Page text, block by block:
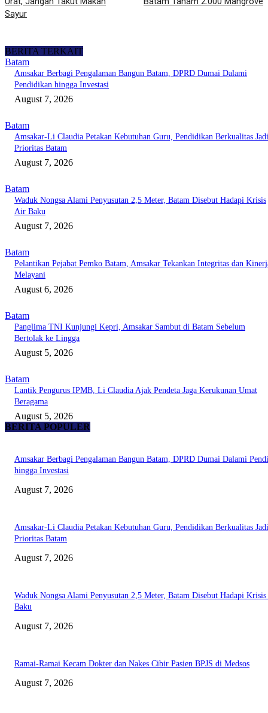
Sayur
BERITA TERKAIT
Batam
Amsakar Berbagi Pengalaman Bangun Batam, DPRD Dumai Dalami
Pendidikan hingga Investasi
August 7, 2026
Batam
Amsakar-Li Claudia Petakan Kebutuhan Guru, Pendidikan Berkualitas Jadi
Prioritas Batam
August 7, 2026
Batam
Waduk Nongsa Alami Penyusutan 2,5 Meter, Batam Disebut Hadapi Krisis
Air Baku
August 7, 2026
Batam
Pelantikan Pejabat Pemko Batam, Amsakar Tekankan Integritas dan
Melayani
August 6, 2026
Batam
Panglima TNI Kunjungi Kepri, Amsakar Sambut di Batam Sebelum
Bertolak ke Lingga
August 5, 2026
Batam
Lantik Pengurus IPMB, Li Claudia Ajak Pendeta Jaga Kerukunan Umat
Beragama
August 5, 2026
BERITA POPULER
Amsakar Berbagi Pengalaman Bangun Batam, DPRD Dumai Dalami
hingga Investasi
August 7, 2026
Amsakar-Li Claudia Petakan Kebutuhan Guru, Pendidikan Berkualitas Jadi
Prioritas Batam
August 7, 2026
Waduk Nongsa Alami Penyusutan 2,5 Meter, Batam Disebut Hadapi
Baku
August 7, 2026
Ramai-Ramai Kecam Dokter dan Nakes Cibir Pasien BPJS di Medsos
August 7, 2026